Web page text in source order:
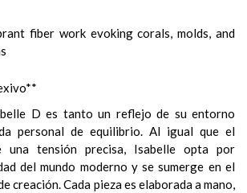
D es tanto un reflejo de su entorno
personal de equilibrio. Al igual que el
una tensión precisa, Isabelle opta por
del mundo moderno y se sumerge en el
creación. Cada pieza es elaborada a mano,